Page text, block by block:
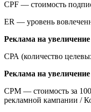
CPF — стоимость
ER — уровень
Реклама на
СРА (количество
Реклама на
CPM — стоимость за
рекламной кампании /